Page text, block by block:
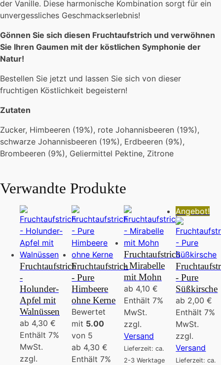
der Vanille. Diese harmonische Kombination sorgt für ein
unvergessliches Geschmackserlebnis!
Gönnen Sie sich diesen Fruchtaufstrich und verwöhnen
Sie Ihren Gaumen mit der köstlichen Symphonie der
Natur!
Bestellen Sie jetzt und lassen Sie sich von dieser
fruchtigen Köstlichkeit begeistern!
Zutaten
Zucker, Himbeeren (19%), rote Johannisbeeren (19%),
schwarze Johannisbeeren (19%), Erdbeeren (9%),
Brombeeren (9%), Geliermittel Pektine, Zitrone
Verwandte Produkte
Fruchtaufstrich
-
Holunder-
Apfel mit
Walnüssen
ab 4,30 €
Enthält 7%
MwSt.
zzgl.
Fruchtaufstrich
- Pure
Himbeere
ohne Kerne
Bewertet
mit 5.00
von 5
ab 4,30€
Enthält 7%
Fruchtaufstrich
- Mirabelle
mit Mohn
ab 4,10 €
Enthält 7%
MwSt.
zzgl.
Versand
Lieferzeit: ca.
2-3 Werktage
Angebot!
- Pure
Süßkirsche
ab 2,00€
Enthält 7%
MwSt.
zzgl.
Versand
Lieferzeit: ca.